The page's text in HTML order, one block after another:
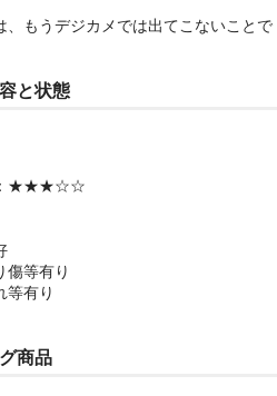
、もうデジカメでは出てこないことで
と状態
：★★★☆☆
等有り
有り
商品